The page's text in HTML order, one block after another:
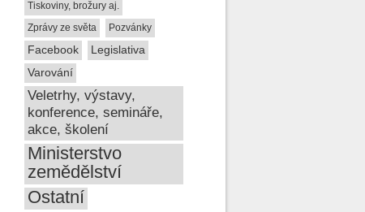
Tiskoviny, brožury aj.
Zprávy ze světa
Pozvánky
Facebook
Legislativa
Varování
Veletrhy, výstavy,
konference, semináře,
akce, školení
Ministerstvo
zemědělství
Ostatní